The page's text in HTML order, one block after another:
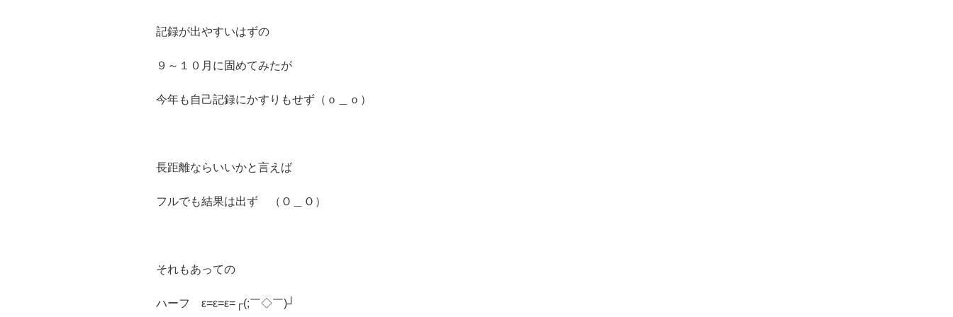
記録が出やすいはずの
９～１０月に固めてみたが
今年も自己記録にかすりもせず（ｏ＿ｏ）
長距離ならいいかと言えば
フルでも結果は出ず （Ｏ＿Ｏ）
それもあっての
ハーフ ε=ε=ε=┌(;￣◇￣)┘